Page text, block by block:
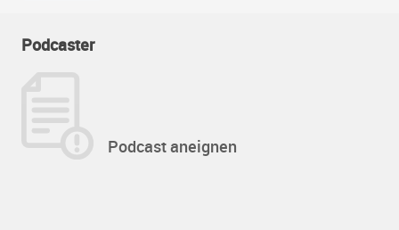
Podcaster
Podcast aneignen